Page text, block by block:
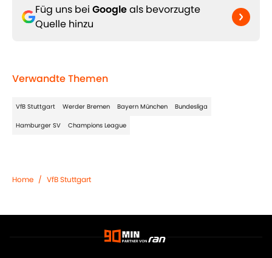
Füg uns bei Googleals bevorzugte
Quelle hinzu
Verwandte Themen
VfB Stuttgart Werder Bremen Bayern München Bundesliga
Hamburger SV Champions League
Home / VfB Stuttgart